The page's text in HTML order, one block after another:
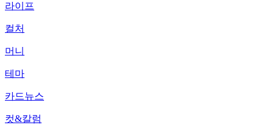
라이프
컬처
머니
테마
카드뉴스
컷&칼럼